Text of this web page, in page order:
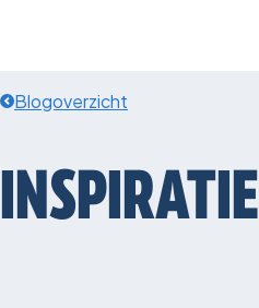
Blogoverzicht
INSPIRATIE